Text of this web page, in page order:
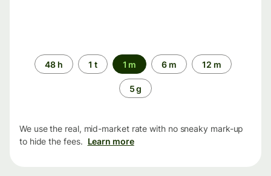
Time
period
48 h 1 t 1 m 6 m 12 m
5 g
We use the real, mid-market rate with no sneaky mark-up
to hide the fees. Learn more